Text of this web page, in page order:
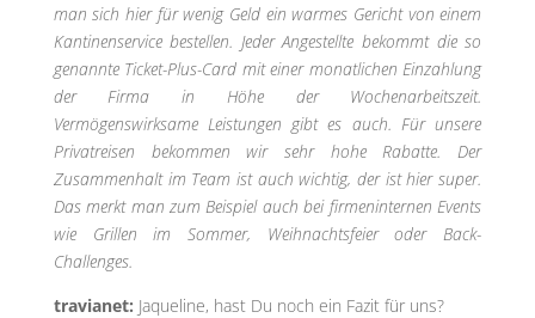
man sich hier für wenig Geld ein warmes Gericht von einem
Kantinenservice bestellen. Jeder Angestellte bekommt die so
genannte Ticket-Plus-Card mit einer monatlichen Einzahlung
der Firma in Höhe der Wochenarbeitszeit.
Vermögenswirksame Leistungen gibt es auch. Für unsere
Privatreisen bekommen wir sehr hohe Rabatte. Der
Zusammenhalt im Team ist auch wichtig, der ist hier super.
Das merkt man zum Beispiel auch bei firmeninternen Events
wie Grillen im Sommer, Weihnachtsfeier oder Back-
Challenges.
travianet: Jaqueline, hast Du noch ein Fazit für uns?